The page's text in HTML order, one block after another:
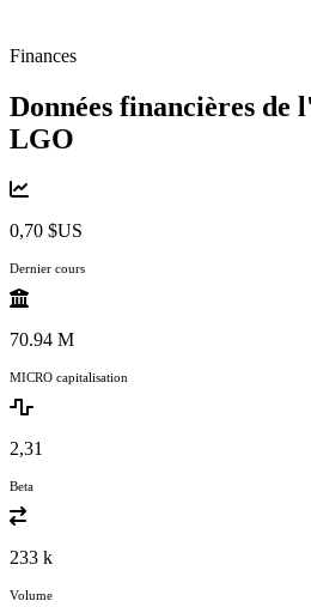
Finances
Données financières
LGO
0,70 $US
Dernier cours
70.94 M
MICRO capitalisation
2,31
Beta
233 k
Volume